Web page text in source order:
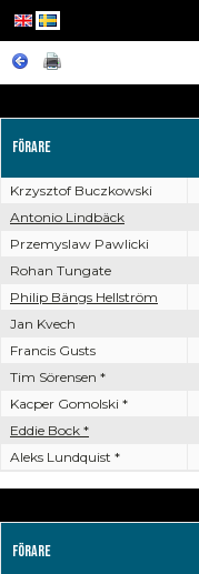
Förare
Krzysztof Buczkowski
Antonio Lindbäck
Przemyslaw Pawlicki
Rohan Tungate
Philip Bängs Hellström
Jan Kvech
Francis Gusts
Tim Sörensen *
Kacper Gomolski *
Eddie Bock *
Aleks Lundquist *
Förare